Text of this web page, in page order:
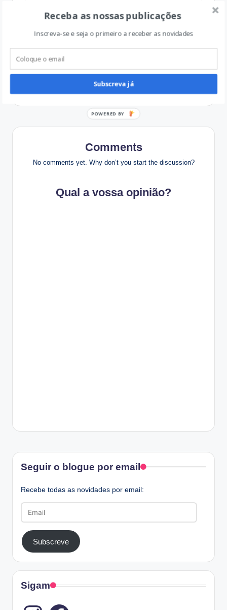
navigation
A todos os que dizem
que o Dia Internacional
meus filhos
Comments
No comments yet. Why don’t you start the discussion?
Qual a vossa opinião?
Seguir o blogue por email
Recebe todas as novidades por email:
Subscreve
Sigam
Instagram
Receba as nossas publicações
Inscreva-se e seja o primeiro a receber as novidades
Subscreva já
P
E
B